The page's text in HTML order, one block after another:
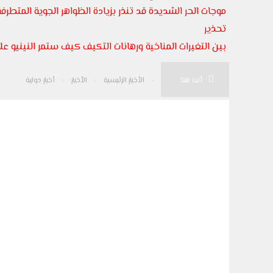
موجات الحر الشديدة قد تنذر بزيادة الظواهر الجوية
تحذير
بين التغيرات المناخية ورهانات التكيف كيف ستمر النينيو
أنت هنا: الأخبار الرئيسية الأخبار أخبار دولية